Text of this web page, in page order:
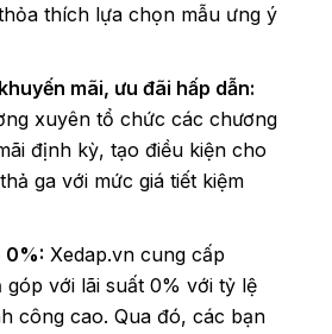
thích lựa chọn mẫu ưng ý
mãi, ưu đãi hấp dẫn:
xuyên tổ chức các chương
định kỳ, tạo điều kiện cho
ga với mức giá tiết kiệm
0%: Xedap.vn cung cấp
với lãi suất 0% với tỷ lệ
công cao. Qua đó, các bạn